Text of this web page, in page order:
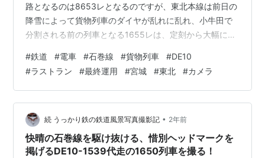
路となるのは8653レとなるのですが、東北本線は前日の
降雪によって貨物列車のダイヤが乱れに乱れ、小牛田で
分割される前の列車となる1655レは、定刻から大幅に遅
でした。1650レの撮影後には少しでも良い立ち位置を確
保しようと食事も取らずに向かった草刈道踏切でした
が、せっかくの快晴なのに通過するのは普通列車ばかり
でヤキモキする時間が続きました。すると撮影地に集ま
った人だかりのどこからか発駅(宮城野)を出た、そしてし
ばらく小牛田に着いたらしい…
#鉄道 #電車 #石巻線 #貨物列車 #DE10
#ラストラン #最終運用 #宮城 #東北 #カメラ
続 うっかり鉄の鉄道風景写真撮影記 • 2年前
快晴の石巻線を駆け抜ける、惜別ヘッドマークを
掲げるDE10-1539代走の1650列車を撮る！